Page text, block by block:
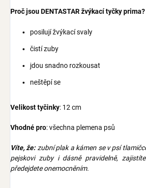
Proč jsou DENTASTAR žvýkací tyčky prima?
posilují žvýkací svaly
čistí zuby
jdou snadno rozkousat
neštěpí se
Velikost tyčinky: 12 cm
Vhodné pro: všechna plemena psů
Víte, že:zubní plak a kámen se v psí
pejskovi zuby i dásně pravidelně,
předejdete onemocněním.